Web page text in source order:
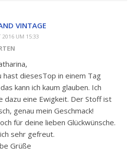
VINTAGE
2016 UM 15:33
hast diesesTop in einem Tag
kann ich kaum glauben. Ich
dazu eine Ewigkeit. Der Stoff ist
genau mein Geschmack!
für deine lieben Glückwünsche.
sehr gefreut.
Grüße